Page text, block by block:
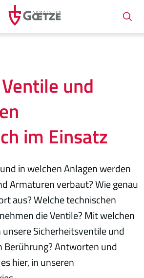
Ventile und
im Einsatz
in welchen Anlagen werden
Armaturen verbaut? Wie genau
aus? Welche technischen
die Ventile? Mit welchen
Sicherheitsventile und
Berührung? Antworten und
hier, in unseren